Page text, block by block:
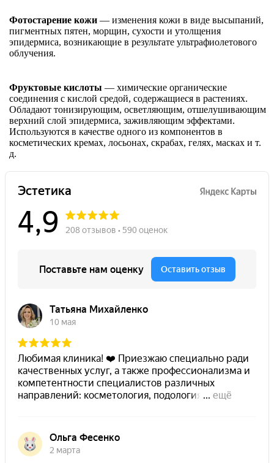
Фотостарение кожи — изменения кожи в виде высыпаний,
пигментных пятен, морщин, сухости и утолщения
эпидермиса, возникающие в результате ультрафиолетового
облучения.
Фруктовые кислоты — химические органические
соединения с кислой средой, содержащиеся в растениях.
Обладают тонизирующим, осветляющим, отшелушивающим
верхний слой эпидермиса, заживляющим эффектами.
Используются в качестве одного из компонентов в
косметических кремах, лосьонах, скрабах, гелях, масках и т.
д.